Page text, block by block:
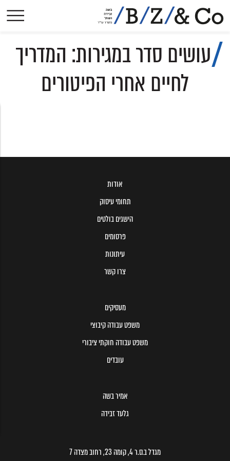
תחומי עיסוק
הישגים בולטים
פסקי-דין
צרו קשר
עושים סדר במגירות: המדריך
לחיים אחרי הפיטורים
אודות
תחומי עיסוק
הישגים בולטים
פרסומים
עיתונות
צרו קשר
מעסיקים
משפט עבודה קיבוצי
משפט עבודה חוקתי ציבורי
עובדים
אמיר בשה
גלעד זבידה
מגדל ב.ס.ר 4, קומה 23, רחוב מצדה 7